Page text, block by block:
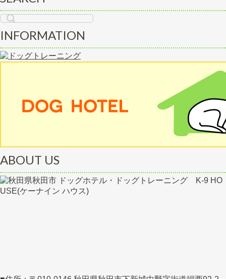
INFORMATION
ABOUT US